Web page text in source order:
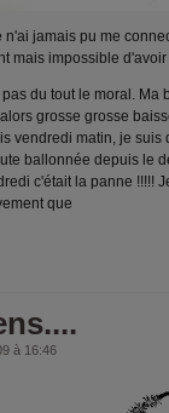
n'ai jamais pu me
mais impossible
du tout le moral.
grosse grosse
vendredi matin, je
ballonnée depuis le
c'était la panne !!!!!
que
à 16:46